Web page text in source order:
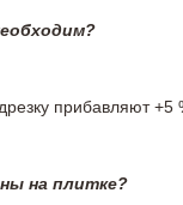
прибавляют +5
на плитке?